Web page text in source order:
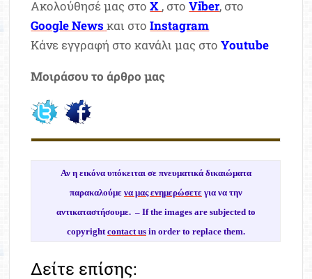
Ακολούθησέ μας στοX , στοViber, στο
Google News και στοInstagram
Κάνε εγγραφή στο κανάλι μας στοYoutube
Μοιράσου το άρθρο μας
Αν η εικόνα υπόκειται σε πνευματικά δικαιώματα
παρακαλούμε να μας ενημερώσετεγια να την
αντικαταστήσουμε. – If the images are subjected to
copyright contact usin order to replace them.
Δείτε επίσης: